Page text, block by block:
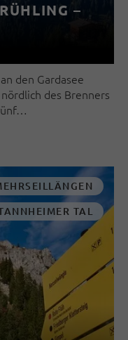
–
den Gardasee
des Brenners
TAL